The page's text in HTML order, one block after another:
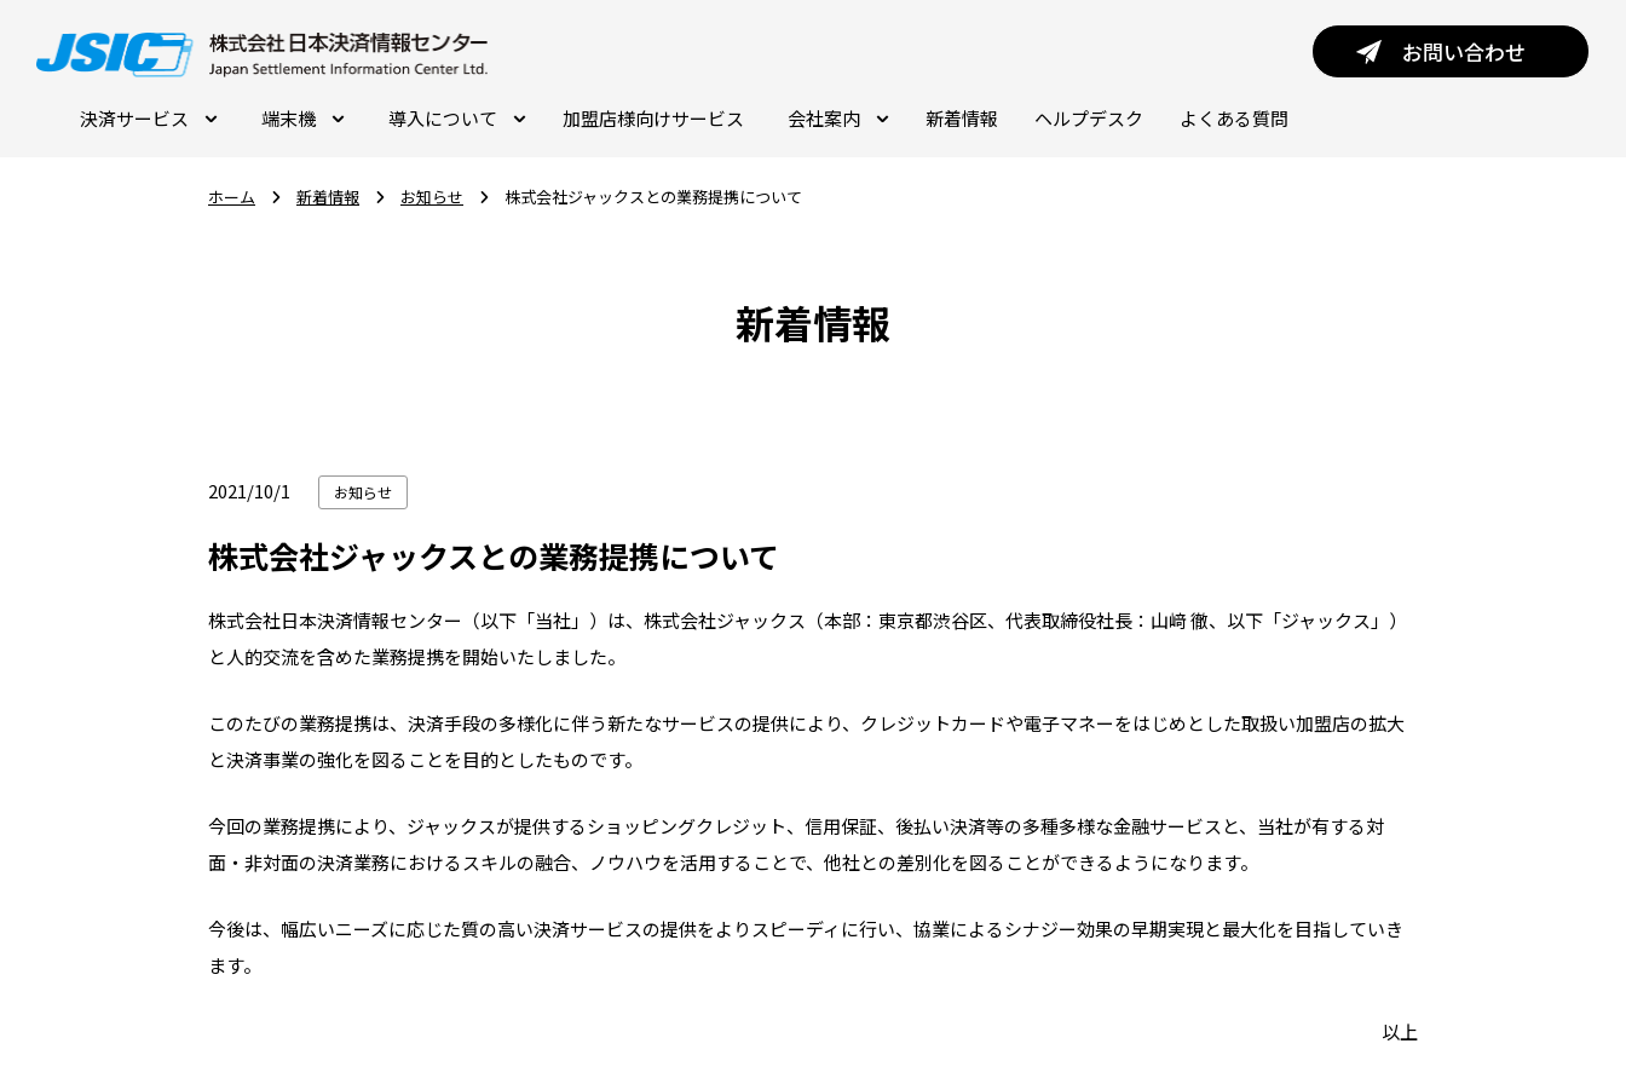
お問い合わせ
決済サービス 端末機 導入について 加盟店様向けサービス 会社案内 新着情報 ヘルプデスク よくある質問
ホーム 新着情報 お知らせ 株式会社ジャックスとの業務提携について
新着情報
2021/10/1 お知らせ
株式会社ジャックスとの業務提携について
株式会社日本決済情報センター（以下「当社」）は、株式会社ジャックス（本部：東京都渋谷区、代表取締役社長：山﨑 徹、以下「ジャックス」）
と人的交流を含めた業務提携を開始いたしました。
このたびの業務提携は、決済手段の多様化に伴う新たなサービスの提供により、クレジットカードや電子マネーをはじめとした取扱い加盟店の拡大
と決済事業の強化を図ることを目的としたものです。
今回の業務提携により、ジャックスが提供するショッピングクレジット、信用保証、後払い決済等の多種多様な金融サービスと、当社が有する対
面・非対面の決済業務におけるスキルの融合、ノウハウを活用することで、他社との差別化を図ることができるようになります。
今後は、幅広いニーズに応じた質の高い決済サービスの提供をよりスピーディに行い、協業によるシナジー効果の早期実現と最大化を目指していき
ます。
以上